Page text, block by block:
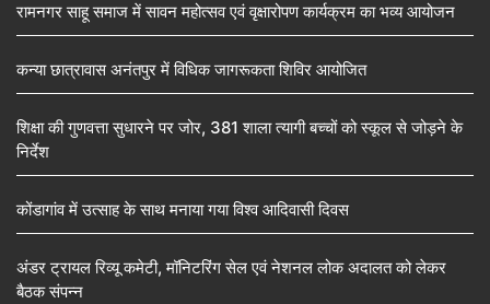
रामनगर साहू समाज में सावन महोत्सव एवं वृक्षारोपण कार्यक्रम का भव्य आयोजन
कन्या छात्रावास अनंतपुर में विधिक जागरूकता शिविर आयोजित
शिक्षा की गुणवत्ता सुधारने पर जोर, 381 शाला त्यागी बच्चों को स्कूल से जोड़ने के
निर्देश
कोंडागांव में उत्साह के साथ मनाया गया विश्व आदिवासी दिवस
अंडर ट्रायल रिव्यू कमेटी, मॉनिटरिंग सेल एवं नेशनल लोक अदालत को लेकर
बैठक संपन्न